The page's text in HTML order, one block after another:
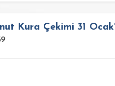
Kura Çekimi 31